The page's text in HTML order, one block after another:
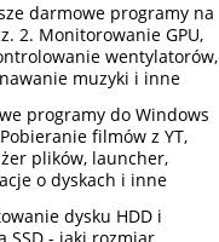
darmowe programy na
2. Monitorowanie GPU,
wentylatorów,
muzyki i inne
programy do Windows
filmów z YT,
plików, launcher,
o dyskach i inne
dysku HDD i